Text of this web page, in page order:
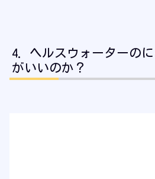
ヘルスウォーターの
がいいのか？